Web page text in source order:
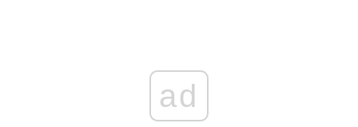
ad